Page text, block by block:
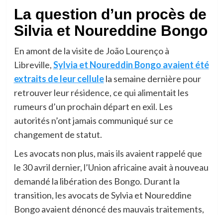
La question d’un procès de
Silvia et Noureddine Bongo
En amont de la visite de João Lourenço à
Libreville,Sylvia et Noureddin Bongo avaient été
extraits de leur cellulela semaine dernière pour
retrouver leur résidence, ce qui alimentait les
rumeurs d’un prochain départ en exil. Les
autorités n’ont jamais communiqué sur ce
changement de statut.
Les avocats non plus, mais ils avaient rappelé que
le 30 avril dernier, l’Union africaine avait à nouveau
demandé la libération des Bongo. Durant la
transition, les avocats de Sylvia et Noureddine
Bongo avaient dénoncé des mauvais traitements,